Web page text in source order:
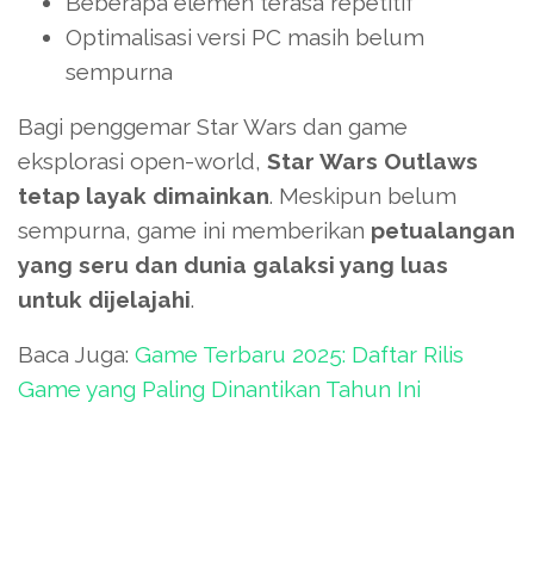
Optimalisasi versi PC masih belum
sempurna
Bagi penggemar Star Wars dan game
eksplorasi open-world, Star Wars Outlaws
tetap layak dimainkan. Meskipun belum
sempurna, game ini memberikan petualangan
yang seru dan dunia galaksi yang luas
untuk dijelajahi.
Baca Juga: Game Terbaru 2025: Daftar Rilis
Game yang Paling Dinantikan Tahun Ini